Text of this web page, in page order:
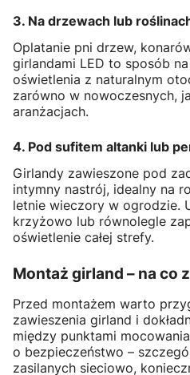
3. Na drzewach lub
Oplatanie pni drzew,
girlandami LED to sposób
oświetlenia z naturalnym
zarówno w nowoczesnych,
aranżacjach.
4. Pod sufitem altanki lub
Girlandy zawieszone pod
intymny nastrój, idealny na
letnie wieczory w ogrodzie.
krzyżowo lub równolegle
oświetlenie całej strefy.
Montaż girland – na co
Przed montażem warto
zawieszenia girland i
między punktami
o bezpieczeństwo –
zasilanych sieciowo,